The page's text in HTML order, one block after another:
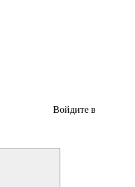
Войдите в